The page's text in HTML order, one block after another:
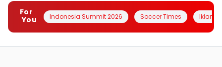
For
You
Indonesia Summit 2026 Soccer Times Iklanin